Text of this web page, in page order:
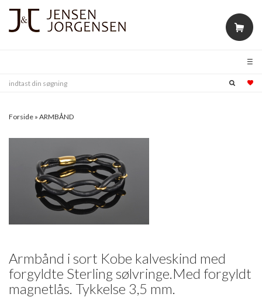
Forside » ARMBÅND
Armbånd i sort Kobe kalveskind med
forgyldte Sterling sølvringe.Med forgyldt
magnetlås. Tykkelse 3,5 mm.